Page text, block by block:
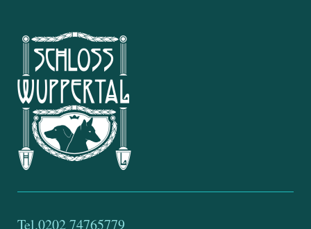
Tel.0202 74765779